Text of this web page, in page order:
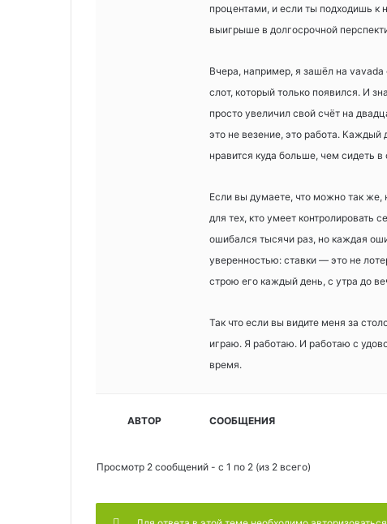
процентами, и если ты подходишь к
выигрыше в долгосрочной
Вчера, например, я зашёл на
слот, который только появился. И
просто увеличил свой счёт на
это не везение, это работа.
нравится куда больше, чем сидеть
Если вы думаете, что можно так же,
для тех, кто умеет контролировать
ошибался тысячи раз, но каждая
уверенностью: ставки — это не
строю его каждый день, с утра до
Так что если вы видите меня за
играю. Я работаю. И работаю с
время.
АВТОР СООБЩЕНИЯ
Просмотр 2 сообщений - с 1 по 2 (из 2 всего)